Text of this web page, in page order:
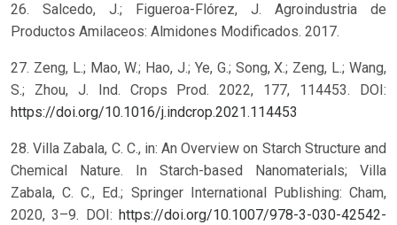
26. Salcedo, J.; Figueroa-Flórez, J. Agroindustria de
Productos Amilaceos: Almidones Modificados. 2017.
27. Zeng, L.; Mao, W.; Hao, J.; Ye, G.; Song, X.; Zeng, L.; Wang,
S.; Zhou, J. Ind. Crops Prod. 2022, 177, 114453. DOI:
https://doi.org/10.1016/j.indcrop.2021.114453
28. Villa Zabala, C. C., in: An Overview on Starch Structure and
Chemical Nature. In Starch-based Nanomaterials; Villa
Zabala, C. C., Ed.; Springer International Publishing: Cham,
2020, 3–9. DOI: https://doi.org/10.1007/978-3-030-42542-